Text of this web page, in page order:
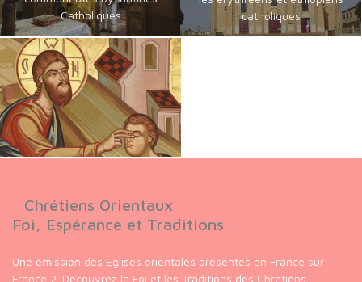
Catholiques
catholiques
Chrétiens Orientaux
Foi, Espérance et Traditions
Une émission des Eglises orientales présentes en France sur
France 2. Découvrez la Foi et les Traditions des Chrétiens